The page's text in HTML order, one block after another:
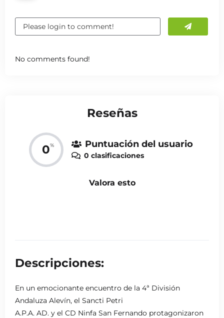
No comments found!
Reseñas
0% Puntuación del usuario
0 clasificaciones
Valora esto
Descripciones:
En un emocionante encuentro de la 4ª División
Andaluza Alevín, el Sancti Petri
A.P.A. AD. y el CD Ninfa San Fernando protagonizaron